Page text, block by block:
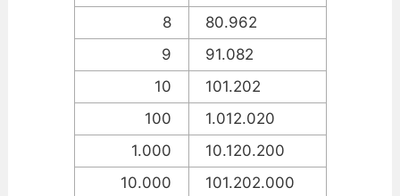
8
80.962
9
91.082
10
101.202
100
1.012.020
1.000
10.120.200
10.000
101.202.000